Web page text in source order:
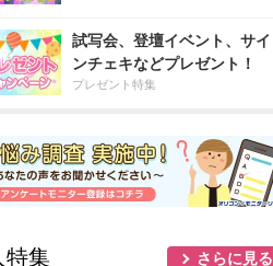
試写会、登壇イベント、サイ
ンチェキなどプレゼント！
プレゼント特集
特集 さらに見る